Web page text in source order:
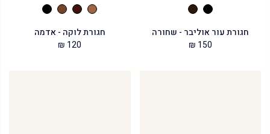
חגורת עור אוליבר - שחורה
150 ₪
חגורת לוקה - אדמה
120 ₪